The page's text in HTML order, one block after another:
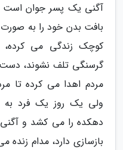
آگنی یک پسر جوان است
بافت بدن خود را به
کوچک زندگی می کرده،
گرسنگی تلف نشوند،
مردم اهدا می کرده تا
ولی یک روز یک فرد به
دهکده را می کشد و
بازسازی دارد، مدام